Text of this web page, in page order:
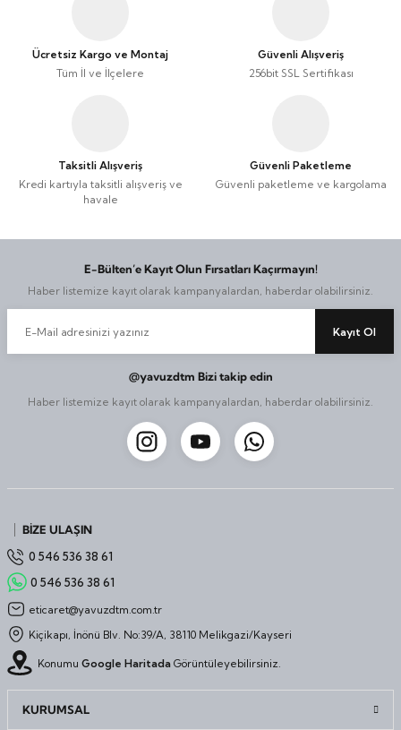
Ücretsiz Kargo ve Montaj
Tüm İl ve İlçelere
Güvenli Alışveriş
256bit SSL Sertifikası
Taksitli Alışveriş
Kredi kartıyla taksitli alışveriş ve
havale
Güvenli Paketleme
Güvenli paketleme ve kargolama
E-Bülten’e Kayıt Olun Fırsatları Kaçırmayın!
Haber listemize kayıt olarak kampanyalardan, haberdar olabilirsiniz.
Kayıt Ol
@yavuzdtm Bizi takip edin
Haber listemize kayıt olarak kampanyalardan, haberdar olabilirsiniz.
BİZE ULAŞIN
0 546 536 38 61
0 546 536 38 61
eticaret@yavuzdtm.com.tr
Kiçikapı, İnönü Blv. No:39/A, 38110 Melikgazi/Kayseri
Konumu Google Haritada Görüntüleyebilirsiniz.
KURUMSAL